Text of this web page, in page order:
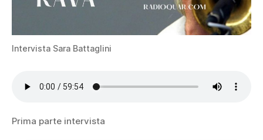
Intervista Sara Battaglini
Prima parte intervista